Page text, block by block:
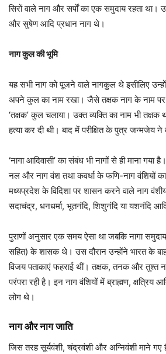
सिरों वाले नाग और सर्पों का एक समुदाय रहता
और सुषेण आदि प्रधान नाग थे।
नाग कुल की भूमि
यह सभी नाग को पूजने वाले नागकुल थे इसीलिए
अपने कुल का नाम रखा। जैसे तक्षक नाग के नाम
‘तक्षक’ कुल चलाया। उक्त व्यक्ति का नाम भी तक्षक
हत्या कर दी थी। बाद में परीक्षित के पुत्र जन्मजेय ने
‘नागा आदिवासी’ का संबंध भी नागों से ही माना गया
नल और नाग वंश तथा कवर्धा के फणि-नाग वंशियों
मध्यप्रदेश के विदिशा पर शासन करने वाले नाग
सदाचंद्र, धनधर्मा, भूतनंदि, शिशुनंदि या यशनंदि
पुराणों अनुसार एक समय ऐसा था जबकि नागा
सहित) के शासक थे। उस दौरान उन्होंने भारत के
विजय पताकाएं फहराई थीं। तक्षक, तनक और तुश्त
परंपरा रही है। इन नाग वंशियों में ब्राह्मण,
लोग थे।
नाग और नाग जाति
जिस तरह सूर्यवंशी, चंद्रवंशी और अग्निवंशी माने गए